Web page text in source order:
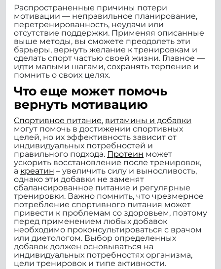
Распространенные причины потери
мотивации — неправильное планирование,
перетренированность, неудачи или
отсутствие поддержки. Применяя описанные
выше методы, вы сможете преодолеть эти
барьеры, вернуть желание к тренировкам и
сделать спорт частью своей жизни. Главное —
идти малыми шагами, сохранять терпение и
помнить о своих целях.
Что еще может помочь
вернуть мотивацию
Спортивное питание, витамины и добавки
могут помочь в достижении спортивных
целей, но их эффективность зависит от
индивидуальных потребностей и
правильного подхода. Протеин может
ускорить восстановление после тренировок,
а креатин – увеличить силу и выносливость,
однако эти добавки не заменят
сбалансированное питание и регулярные
тренировки. Важно помнить, что чрезмерное
потребление спортивного питания может
привести к проблемам со здоровьем, поэтому
перед применением любых добавок
необходимо проконсультироваться с врачом
или диетологом. Выбор определенных
добавок должен основываться на
индивидуальных потребностях организма,
цели тренировок и типе активности.